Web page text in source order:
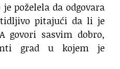
poželela da odgovara
pitajući da li je
govori sasvim dobro,
grad u kojem je